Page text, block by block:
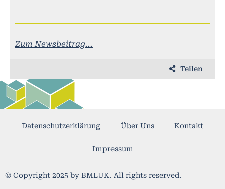
Zum Newsbeitrag...
Teilen
© Copyright 2025 by BMLUK. All rights reserved.
Datenschutzerklärung Über Uns Kontakt
Impressum